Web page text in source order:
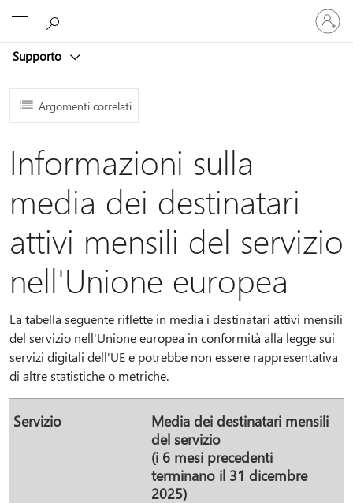
Supporto
Accedi
con
il
account
Argomenti correlati
Informazioni sulla
media dei destinatari
attivi mensili del servizio
nell'Unione europea
La tabella seguente riflette in media i destinatari attivi mensili
del servizio nell'Unione europea in conformità alla legge sui
servizi digitali dell'UE e potrebbe non essere rappresentativa
di altre statistiche o metriche.
Servizio
Media dei destinatari mensili
del servizio
(i 6 mesi precedenti
terminano il 31 dicembre
2025)